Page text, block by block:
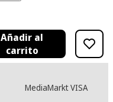
Añadir al
carrito
MediaMarkt VISA